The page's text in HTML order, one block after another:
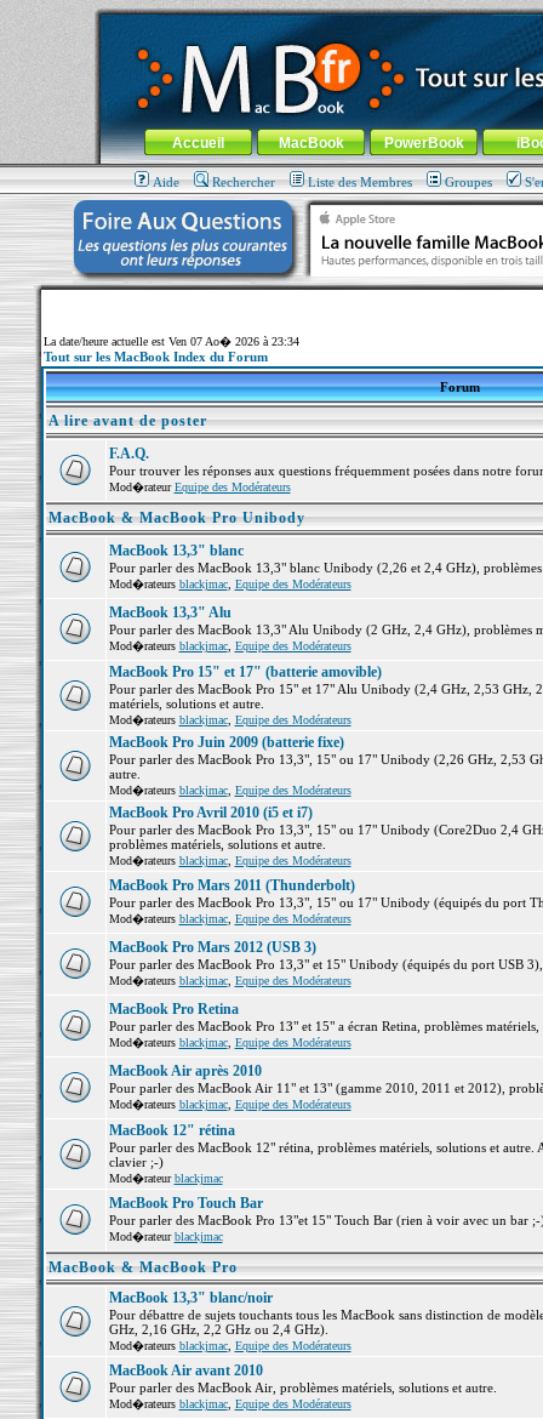
MacBook-fr.com : 100% Apple... 100% nomade !
Aller au contenu-Aller au menu général-Aller au menu de
Menu général
Accueil MacBook PowerBook
Aide Rechercher Liste des Membres Groupes
La date/heure actuelle est Ven 07 Ao� 2026 à 23:34
Tout sur les MacBook Index du Forum
Forum
A lire avant de poster
F.A.Q.
Pour trouver les réponses aux questions fréquemment posées dans notre
Mod�rateurEquipe des Modérateurs
MacBook & MacBook Pro Unibody
MacBook 13,3" blanc
Pour parler des MacBook 13,3" blanc Unibody (2,26 et 2,4 GHz),
Mod�rateurs blackjmac, Equipe des Modérateurs
MacBook 13,3" Alu
Pour parler des MacBook 13,3" Alu Unibody (2 GHz, 2,4 GHz), problèmes
Mod�rateurs blackjmac, Equipe des Modérateurs
MacBook Pro 15" et 17" (batterie amovible)
Pour parler des MacBook Pro 15" et 17" Alu Unibody (2,4 GHz, 2,53 GHz,
matériels, solutions et autre.
Mod�rateurs blackjmac, Equipe des Modérateurs
MacBook Pro Juin 2009 (batterie fixe)
Pour parler des MacBook Pro 13,3", 15" ou 17" Unibody (2,26 GHz, 2,53
autre.
Mod�rateurs blackjmac, Equipe des Modérateurs
MacBook Pro Avril 2010 (i5 et i7)
Pour parler des MacBook Pro 13,3", 15" ou 17" Unibody (Core2Duo 2,4
problèmes matériels, solutions et autre.
Mod�rateurs blackjmac, Equipe des Modérateurs
MacBook Pro Mars 2011 (Thunderbolt)
Pour parler des MacBook Pro 13,3", 15" ou 17" Unibody (équipés du port
Mod�rateurs blackjmac, Equipe des Modérateurs
MacBook Pro Mars 2012 (USB 3)
Pour parler des MacBook Pro 13,3" et 15" Unibody (équipés du port USB
Mod�rateurs blackjmac, Equipe des Modérateurs
MacBook Pro Retina
Pour parler des MacBook Pro 13" et 15" a écran Retina, problèmes matériels,
Mod�rateurs blackjmac, Equipe des Modérateurs
MacBook Air après 2010
Pour parler des MacBook Air 11" et 13" (gamme 2010, 2011 et 2012),
Mod�rateurs blackjmac, Equipe des Modérateurs
MacBook 12" rétina
Pour parler des MacBook 12" rétina, problèmes matériels, solutions et
clavier ;-)
Mod�rateurblackjmac
MacBook Pro Touch Bar
Pour parler des MacBook Pro 13"et 15" Touch Bar (rien à voir avec un bar
Mod�rateurblackjmac
MacBook & MacBook Pro
MacBook 13,3" blanc/noir
Pour débattre de sujets touchants tous les MacBook sans distinction de
GHz, 2,16 GHz, 2,2 GHz ou 2,4 GHz).
Mod�rateurs blackjmac, Equipe des Modérateurs
MacBook Air avant 2010
Pour parler des MacBook Air, problèmes matériels, solutions et autre.
Mod�rateurs blackjmac, Equipe des Modérateurs